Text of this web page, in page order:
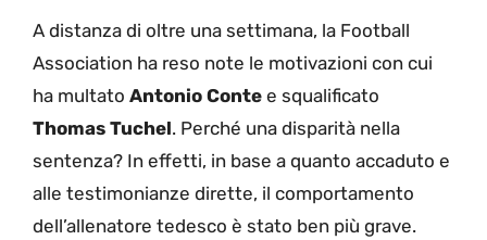
A distanza di oltre una settimana, la Football
Association ha reso note le motivazioni con cui
ha multato Antonio Conte e squalificato
Thomas Tuchel. Perché una disparità nella
sentenza? In effetti, in base a quanto accaduto e
alle testimonianze dirette, il comportamento
dell’allenatore tedesco è stato ben più grave.